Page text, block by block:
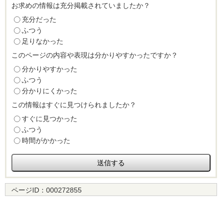
お求めの情報は充分掲載されていましたか？
充分だった
ふつう
足りなかった
このページの内容や表現は分かりやすかったですか？
分かりやすかった
ふつう
分かりにくかった
この情報はすぐに見つけられましたか？
すぐに見つかった
ふつう
時間がかかった
ページID： 000272855